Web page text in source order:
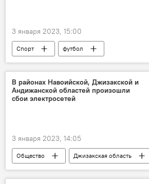
3 января 2023, 15:00
Спорт футбол
В районах Навоийской, Джизакской и
Андижанской областей произошли
сбои электросетей
3 января 2023, 14:05
Общество
Джизакская область
Навоийская область
электроэнергия